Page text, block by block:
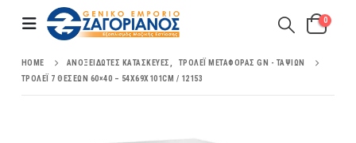
0
HOME ΑΝΟΞΕΊΔΩΤΕΣ ΚΑΤΑΣΚΕΥΈΣ
ΤΡΌΛΕΪ ΜΕΤΑΦΟΡΆΣ GN - ΤΑΨΙΏΝ
ΤΡΌΛΕΪ 7 ΘΈΣΕΩΝ 60×40 – 54X69X101CM / 12153